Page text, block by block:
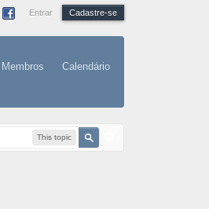
Entrar Cadastre-se
Membros Calendário
This topic